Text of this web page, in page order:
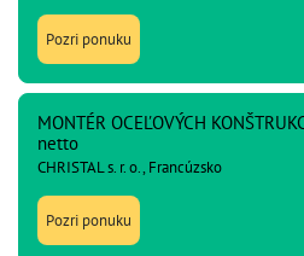
Pozri ponuku
MONTÉR OCEĽOVÝCH
netto
CHRISTAL s. r. o., Francúzsko
Pozri ponuku